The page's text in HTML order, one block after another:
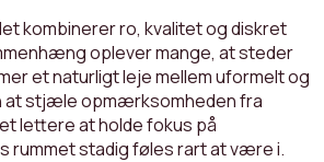
kombinerer ro, kvalitet og diskret
oplever mange, at steder
et naturligt leje mellem uformelt og
stjæle opmærksomheden fra
lettere at holde fokus på
rummet stadig føles rart at være i.